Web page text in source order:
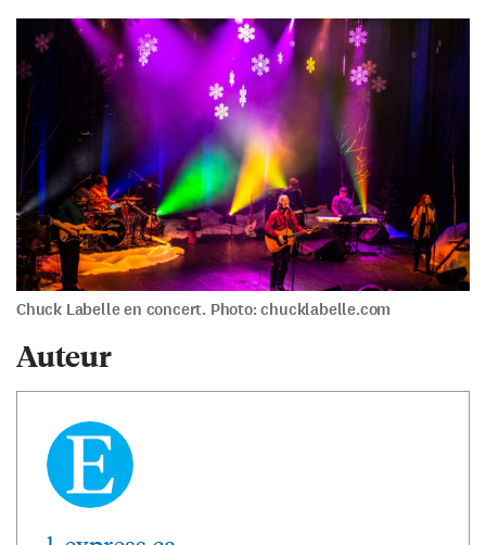
Chuck Labelle en concert. Photo: chucklabelle.com
Auteur